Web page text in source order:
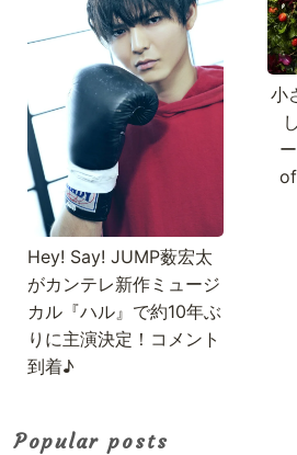
Hey! Say! JUMP薮宏太
がカンテレ新作ミュージ
カル『ハル』で約10年ぶ
りに主演決定！コメント
到着♪
小
Popular posts